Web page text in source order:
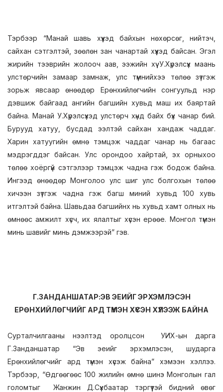
Тэрбээр “Манай шавь хүүхэд байхын нөхөрсөг, нийтэч,
сайхан сэтгэлтэй, зөөлөн зан чанартай хүүхэд байсан. Эгэл
жирийн тээврийн жолооч аав, ээжийн хүү У.Хүрэлсүх маань
улстөрчийн замаар замнаж, улс түмнийхээ төлөө зүтгэж
зорьж явсаар өнөөдөр Ерөнхийлөгчийн сонгуульд нэр
дэвшиж байгаад ангийн багшийн хувьд маш их баяртай
байна. Манай У.Хүрэлсүхэд улстөрч хүнд байх бүх чанар бий.
Бурууд хатуу, бусдад ээлтэй сайхан хандаж чаддаг.
Харин хатуугийн өмнө тэмцэж чаддаг чанар нь багаас
мэдрэгддэг байсан. Улс орондоо хайртай, эх орныхоо
төлөө хоёргүй сэтгэлээр тэмцэж чадна гэж бодож байна.
Ингээд өнөөдөр Монголоо улс шиг улс болгохын төлөө
хичээн зүтгэж чадна гэж багш миний хувьд 100 хувь
итгэлтэй байна. Шавьдаа багшийнх нь хувьд хамт олных нь
өмнөөс амжилт хүсч, их ялалтыг хүсэн ерөөе. Монгол түмэн
минь шавийг минь дэмжээрэй” гэв.
Г.ЗАНДАНШАТАР:ЭВ ЭЕИЙГ ЭРХЭМЛЭСЭН
ЕРӨНХИЙЛӨГЧИЙГ АРД ТҮМЭН ХҮСЭН ХҮЛЭЭЖ БАЙНА
Сурталчилгааны нээлтэд оролцсон УИХ-ын дарга
Г.Занданшатар “Эв эеийг эрхэмлэсэн, шударга
Ерөнхийлөгчийг ард түмэн хүсэж байна” хэмээн хэллээ.
Тэрбээр, “Өдгөөгөөс 100 жилийн өмнө шинэ Монголын гал
голомтыг Жанжин Д.Сүхбаатар тэргүүтэй бидний өвөг